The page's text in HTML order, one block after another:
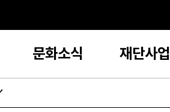
문화소식 재단사업